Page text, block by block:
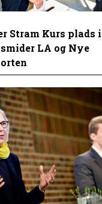
Stram Kurs plads i
LA og Nye